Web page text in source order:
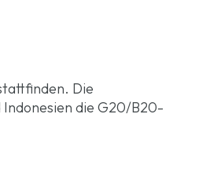
Die
die G20/B20-